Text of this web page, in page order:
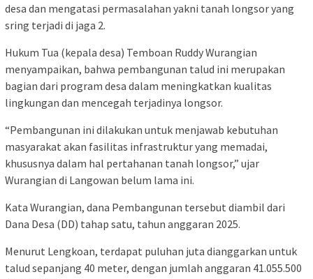
desa dan mengatasi permasalahan yakni tanah longsor yang
sring terjadi di jaga 2.
Hukum Tua (kepala desa) Temboan Ruddy Wurangian
menyampaikan, bahwa pembangunan talud ini merupakan
bagian dari program desa dalam meningkatkan kualitas
lingkungan dan mencegah terjadinya longsor.
“Pembangunan ini dilakukan untuk menjawab kebutuhan
masyarakat akan fasilitas infrastruktur yang memadai,
khususnya dalam hal pertahanan tanah longsor,” ujar
Wurangian di Langowan belum lama ini.
Kata Wurangian, dana Pembangunan tersebut diambil dari
Dana Desa (DD) tahap satu, tahun anggaran 2025.
Menurut Lengkoan, terdapat puluhan juta dianggarkan untuk
talud sepanjang 40 meter, dengan jumlah anggaran 41.055.500